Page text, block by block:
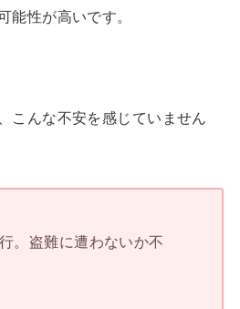
能性が高いです。
こんな不安を感じていません
。盗難に遭わないか不